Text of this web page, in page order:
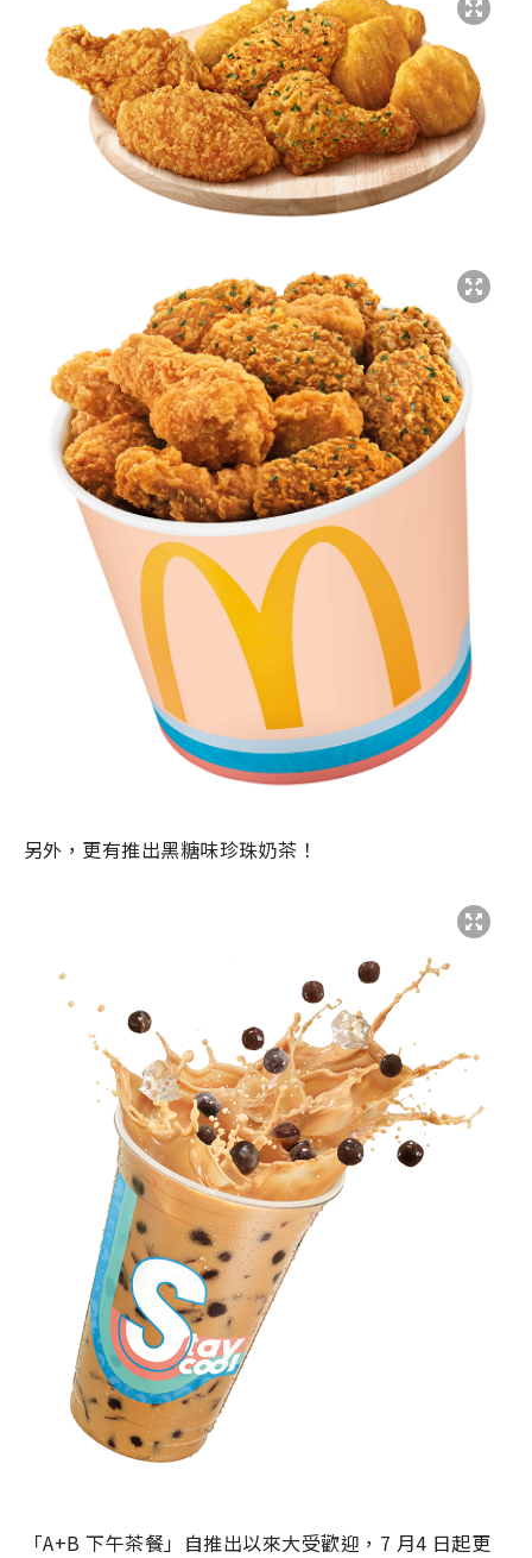
另外，更有推出黑糖味珍珠奶茶！
「A+B 下午茶餐」自推出以來大受歡迎，7 月4 日起更